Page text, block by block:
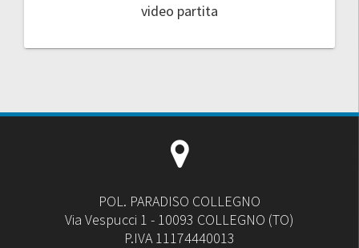
video partita
POL. PARADISO COLLEGNO
Via Vespucci 1 - 10093 COLLEGNO (TO)
P.IVA 11174440013